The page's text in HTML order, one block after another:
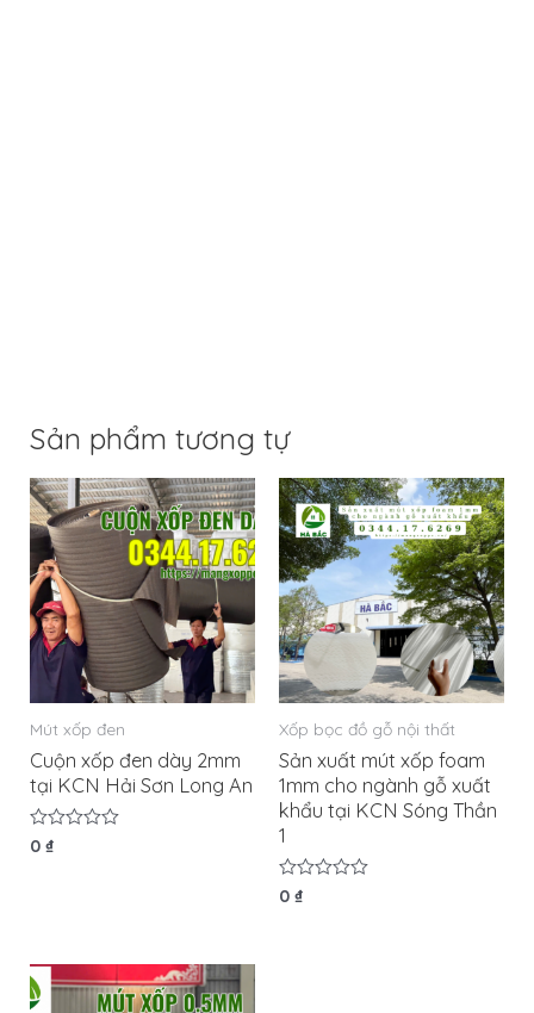
Sản phẩm tương tự
Mút xốp đen
Cuộn xốp đen dày 2mm
tại KCN Hải Sơn Long An
Được
0₫
Xốp bọc đồ gỗ nội thất
Sản xuất mút xốp foam
1mm cho ngành gỗ xuất
khẩu tại KCN Sóng Thần
1
Được
0 ₫